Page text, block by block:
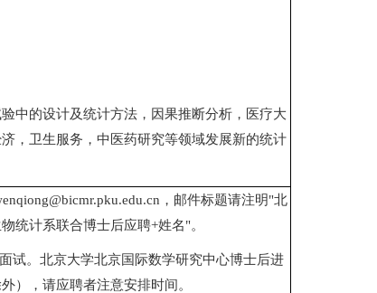
中的设计及统计方法，因果推断分析，医疗大
，卫生服务，中医药研究等领域发展新的统计
，邮件标题请注明"北
统计系联合博士后应聘+姓名"。
试。 北京大学北京国际数学研究中心博士后进
），请应聘者注意安排时间。